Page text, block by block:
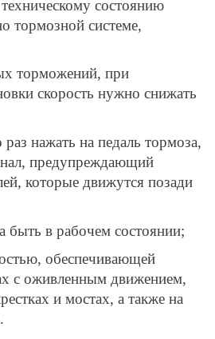
состоянию
тормозной системе,
торможений, при
скорость нужно снижать
нажать на педаль тормоза,
предупреждающий
которые движутся позади
быть в рабочем состоянии;
обеспечивающей
с оживленным движением,
и мостах, а также на